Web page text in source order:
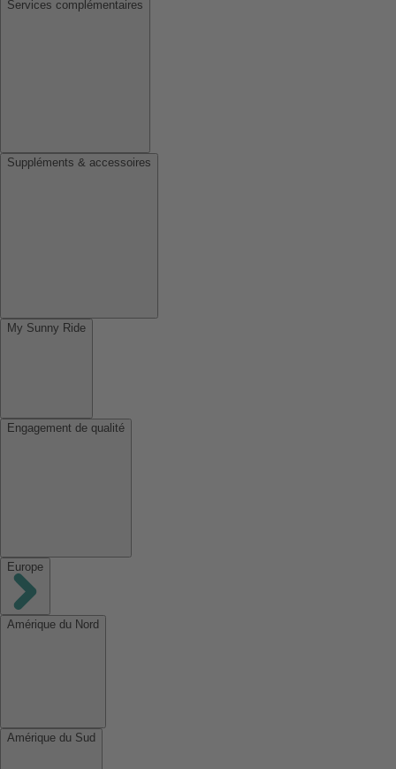
Services complémentaires
Suppléments & accessoires
My Sunny Ride
Engagement de qualité
Europe
Amérique du Nord
Amérique du Sud